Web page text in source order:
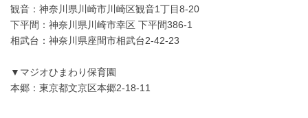
観音：神奈川県川崎市川崎区観音1丁目8-20
下平間：神奈川県川崎市幸区 下平間386-1
相武台：神奈川県座間市相武台2-42-23
▼マジオひまわり保育園
本郷：東京都文京区本郷2-18-11